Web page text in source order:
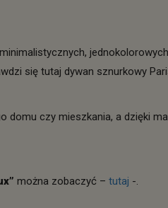
się tutaj dywan sznurkowy
domu czy mieszkania, a dzięki
można zobaczyć – tutaj -.